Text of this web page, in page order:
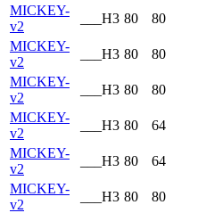
MICKEY-
v2
___H3 80 80
MICKEY-
v2
___H3 80 80
MICKEY-
v2
___H3 80 80
MICKEY-
v2
___H3 80 64
MICKEY-
v2
___H3 80 64
MICKEY-
v2
___H3 80 80